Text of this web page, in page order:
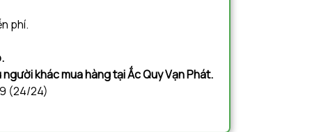
phí.
khác mua hàng tại Ắc Quy Vạn Phát.
(24/24)